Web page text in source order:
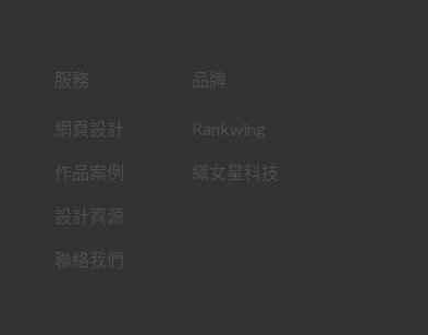
服務
網頁設計
作品案例
設計資源
聯絡我們
品牌
Rankwing
織女星科技